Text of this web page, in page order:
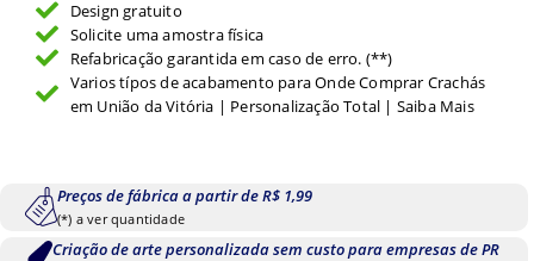
Design gratuito
Solicite uma amostra física
Refabricação garantida em caso de erro. (**)
Varios típos de acabamento para Onde Comprar Crachás
em União da Vitória | Personalização Total | Saiba Mais
Preços de fábrica a partir de R$ 1,99
(*) a ver quantidade
Criação de arte personalizada sem custo para empresas de PR